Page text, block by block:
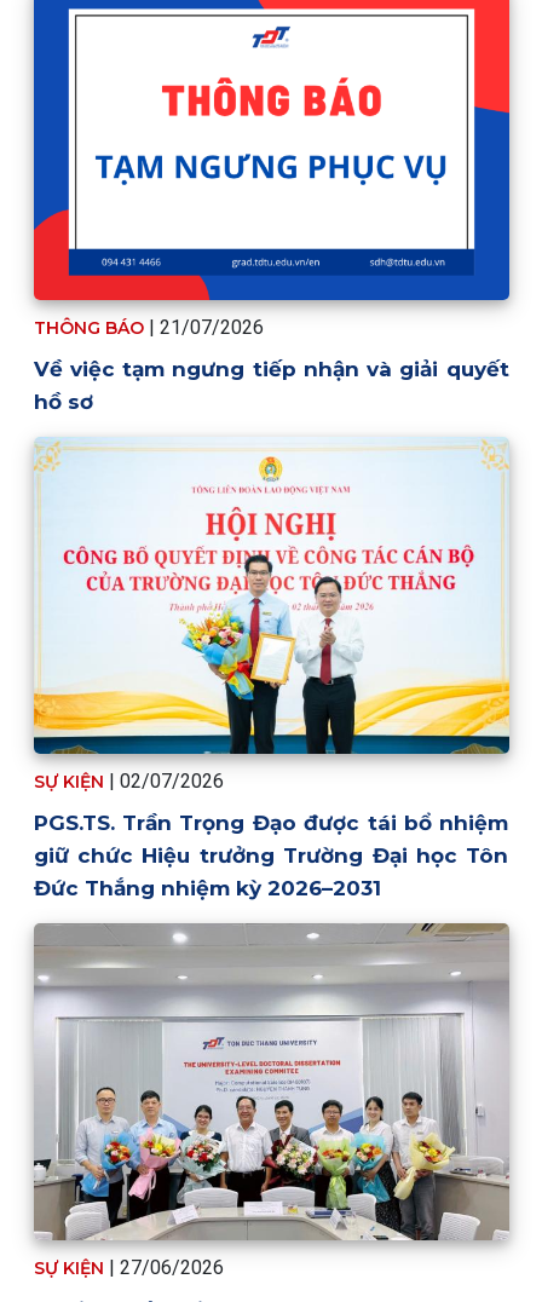
THÔNG BÁO | 21/07/2026
Về việc tạm ngưng tiếp nhận và giải quyết
hồ sơ
SỰ KIỆN | 02/07/2026
PGS.TS. Trần Trọng Đạo được tái bổ nhiệm
giữ chức Hiệu trưởng Trường Đại học Tôn
Đức Thắng nhiệm kỳ 2026–2031
SỰ KIỆN | 27/06/2026